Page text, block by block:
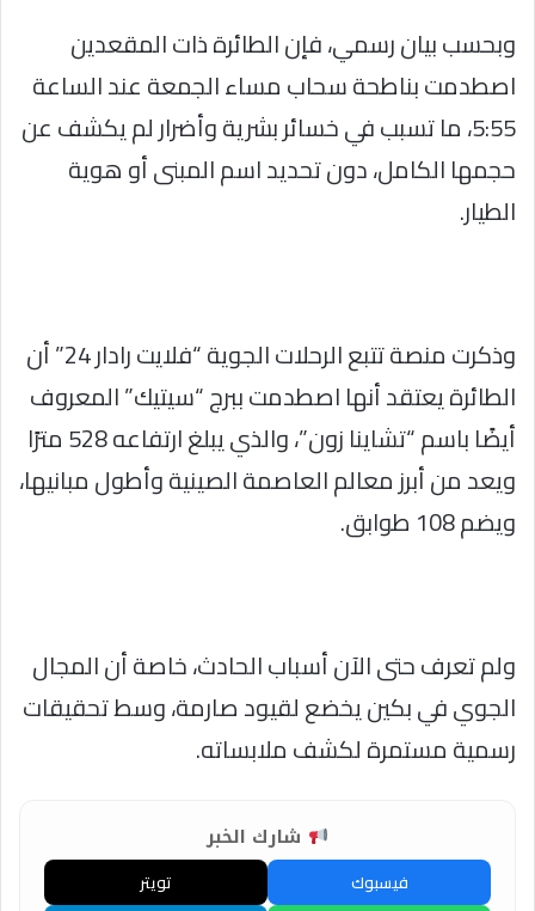
وبحسب بيان رسمي، فإن الطائرة ذات المقعدين
اصطدمت بناطحة سحاب مساء الجمعة عند الساعة
5:55، ما تسبب في خسائر بشرية وأضرار لم يكشف عن
حجمها الكامل، دون تحديد اسم المبنى أو هوية
الطيار.
وذكرت منصة تتبع الرحلات الجوية “فلايت رادار 24” أن
الطائرة يعتقد أنها اصطدمت ببرج “سيتيك” المعروف
أيضًا باسم “تشاينا زون”، والذي يبلغ ارتفاعه 528 مترًا
ويعد من أبرز معالم العاصمة الصينية وأطول مبانيها،
ويضم 108 طوابق.
ولم تعرف حتى الآن أسباب الحادث، خاصة أن المجال
الجوي في بكين يخضع لقيود صارمة، وسط تحقيقات
رسمية مستمرة لكشف ملابساته.
شارك الخبر
فيسبوك
تويتر